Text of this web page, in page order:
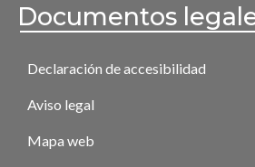
Documentos
Declaración de accesibilidad
Aviso legal
Mapa web